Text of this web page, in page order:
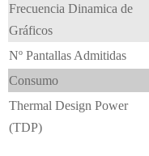
Frecuencia Dinamica de
Gráficos
Nº Pantallas Admitidas
Consumo
Thermal Design Power
(TDP)